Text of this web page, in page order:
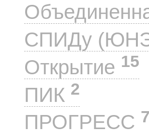
СПИДу
Открытие 15
ПИК 2
ПРОГРЕСС 7